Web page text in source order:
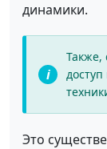
динамики.
Также,
Это